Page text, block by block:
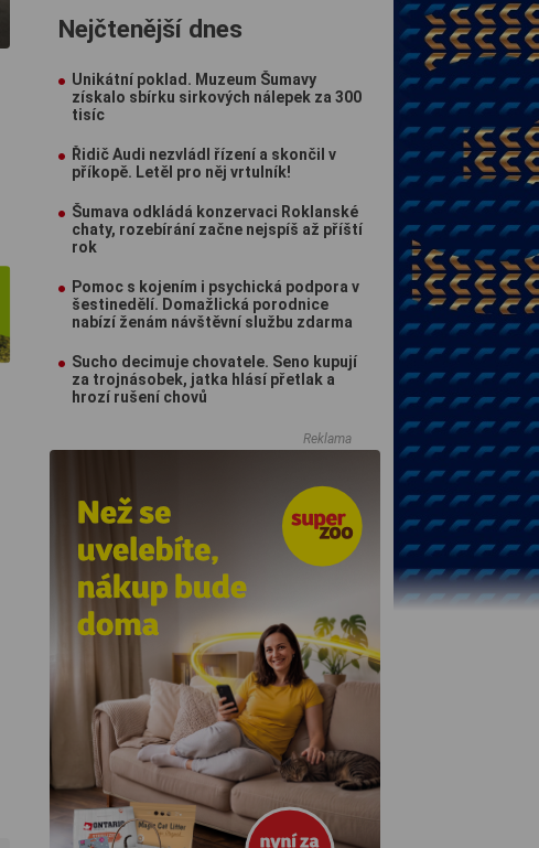
Nejčtenější dnes
Unikátní poklad. Muzeum Šumavy
získalo sbírku sirkových nálepek za 300
tisíc
Řidič Audi nezvládl řízení a skončil v
příkopě. Letěl pro něj vrtulník!
Šumava odkládá konzervaci Roklanské
chaty, rozebírání začne nejspíš až příští
rok
Pomoc s kojením i psychická podpora v
šestinedělí. Domažlická porodnice
nabízí ženám návštěvní službu zdarma
Sucho decimuje chovatele. Seno kupují
za trojnásobek, jatka hlásí přetlak a
hrozí rušení chovů
Reklama